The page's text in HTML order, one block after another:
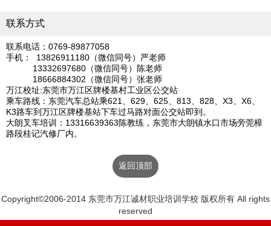
联系方式
联系电话：0769-89877058
手机： 13826911180（微信同号）严老师
13332697680（微信同号）陈老师
18666884302（微信同号）张老师
万江校址:东莞市万江区牌楼基村工业区公交站
乘车路线：东莞汽车总站乘621、629、625、813、828、X3、X6、
K3路车到万江区牌楼基站下车过马路对面公交站即到。
大朗叉车培训：13316639363陈教练，东莞市大朗镇水口市场旁莞樟
路段桂记汽修厂内。
返回顶部
Copyright©2006-2014 东莞市万江诚材职业培训学校 版权所有 All rights
reserved